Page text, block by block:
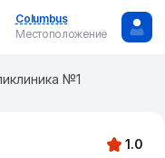
Columbus
Местоположение
№1
1.0